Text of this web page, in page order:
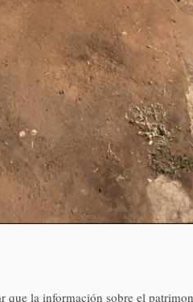
que la información sobre el